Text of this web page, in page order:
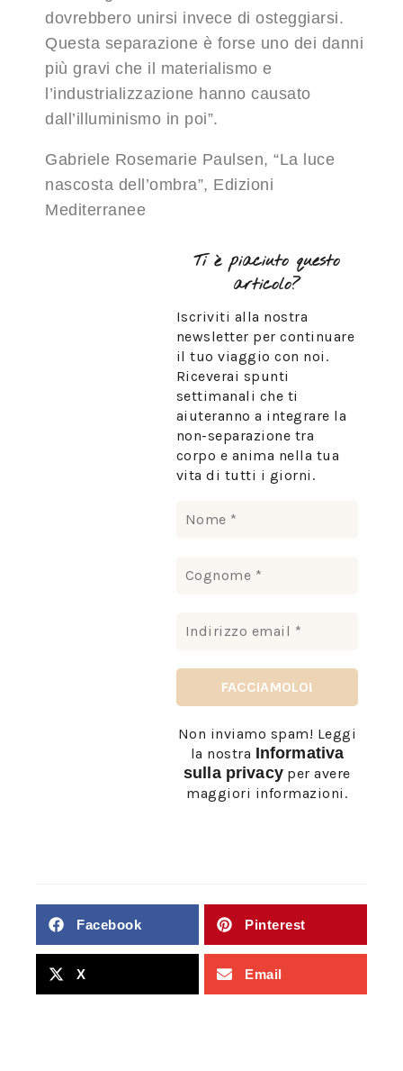
dovrebbero unirsi invece di osteggiarsi.
Questa separazione è forse uno dei danni
più gravi che il materialismo e
l’industrializzazione hanno causato
dall’illuminismo in poi”.
Gabriele Rosemarie Paulsen, “La luce
nascosta dell’ombra”, Edizioni
Mediterranee
Ti è piaciuto questo
articolo?
Iscriviti alla nostra
newsletter per continuare
il tuo viaggio con noi.
Riceverai spunti
settimanali che ti
aiuteranno a integrare la
non-separazione tra
corpo e anima nella tua
vita di tutti i giorni.
Non inviamo spam! Leggi
la nostra Informativa
sulla privacyper avere
maggiori informazioni.
Facebook Pinterest
X Email